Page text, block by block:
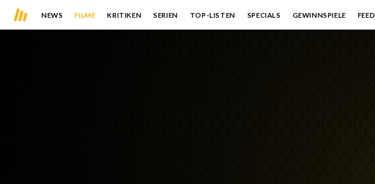
NEWS FILME KRITIKEN SERIEN TOP-LISTEN SPECIALS GEWINNSPIELE FEED